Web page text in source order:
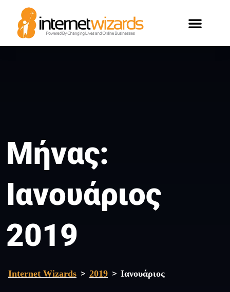
Μήνας:
Ιανουάριος
2019
Internet Wizards > 2019 > Ιανουάριος